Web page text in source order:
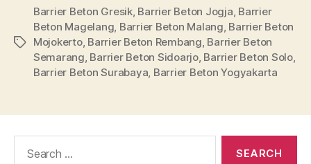
Tags
Barrier Beton Gresik, Barrier Beton Jogja, Barrier
Beton Magelang, Barrier Beton Malang, Barrier Beton
Mojokerto, Barrier Beton Rembang, Barrier Beton
Semarang, Barrier Beton Sidoarjo, Barrier Beton Solo,
Barrier Beton Surabaya, Barrier Beton Yogyakarta